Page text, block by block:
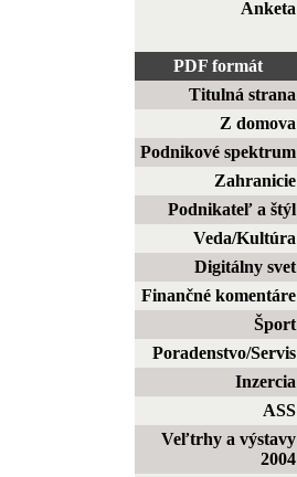
Anketa
PDF formát
Titulná strana
Z domova
Podnikové spektrum
Zahranicie
Podnikateľ a štýl
Veda/Kultúra
Digitálny svet
Finančné komentáre
Šport
Poradenstvo/Servis
Inzercia
ASS
Veľtrhy a výstavy
2004